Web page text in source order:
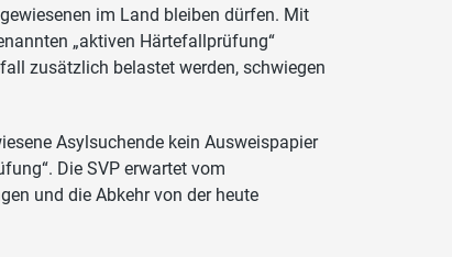
im Land bleiben dürfen. Mit
„aktiven Härtefallprüfung“
zusätzlich belastet werden, schwiegen
Asylsuchende kein Ausweispapier
Die SVP erwartet vom
und die Abkehr von der heute